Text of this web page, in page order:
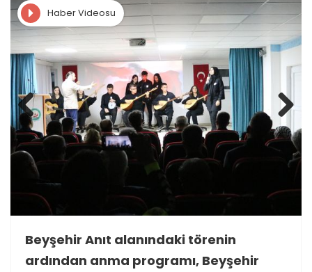
Haber Videosu
Previous Next
Beyşehir Anıt alanındaki törenin
ardından anma programı, Beyşehir